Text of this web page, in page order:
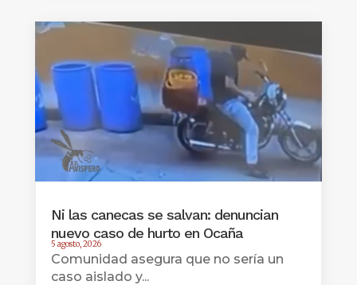
Ni las canecas se salvan: denuncian
nuevo caso de hurto en Ocaña
5 agosto, 2026
Comunidad asegura que no sería un
caso aislado y...